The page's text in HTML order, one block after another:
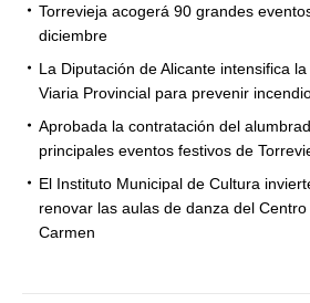
Torrevieja acogerá 90 grandes
diciembre
La Diputación de Alicante intensifica
Viaria Provincial para prevenir
Aprobada la contratación del
principales eventos festivos de
El Instituto Municipal de Cultura
renovar las aulas de danza del
Carmen